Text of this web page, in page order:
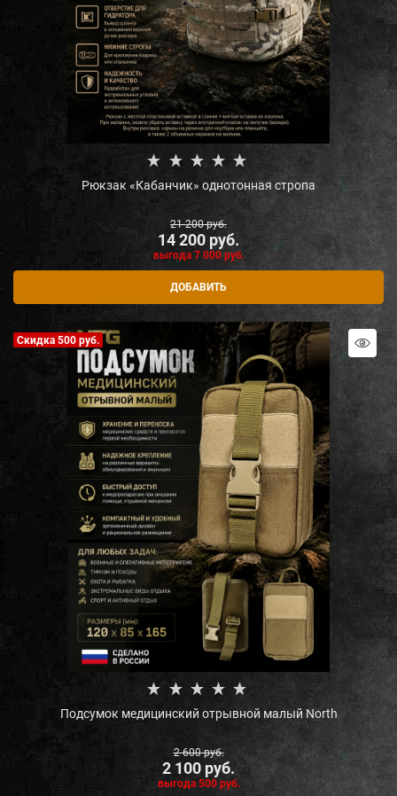
Рюкзак «Кабанчик» однотонная стропа
21 200 руб.
14 200 руб.
выгода 7 000 руб.
ДОБАВИТЬ
Скидка 500 руб.
Подсумок медицинский отрывной малый North
2 600 руб.
2 100 руб.
выгода 500 руб.